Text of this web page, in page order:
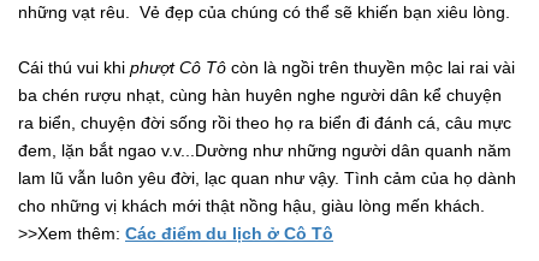
những vạt rêu. Vẻ đẹp của chúng có thể sẽ khiến bạn xiêu lòng.
Cái thú vui khi phượt Cô Tô còn là ngồi trên thuyền mộc lai rai vài
ba chén rượu nhạt, cùng hàn huyên nghe người dân kể chuyện
ra biển, chuyện đời sống rồi theo họ ra biển đi đánh cá, câu mực
đem, lặn bắt ngao v.v...Dường như những người dân quanh năm
lam lũ vẫn luôn yêu đời, lạc quan như vậy. Tình cảm của họ dành
cho những vị khách mới thật nồng hậu, giàu lòng mến khách.
>>Xem thêm: Các điểm du lịch ở Cô Tô